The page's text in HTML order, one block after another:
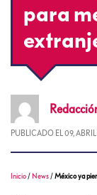
para
PUBLICADO EL 09,
Inicio / News /México ya